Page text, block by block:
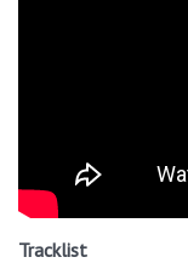
Tracklist